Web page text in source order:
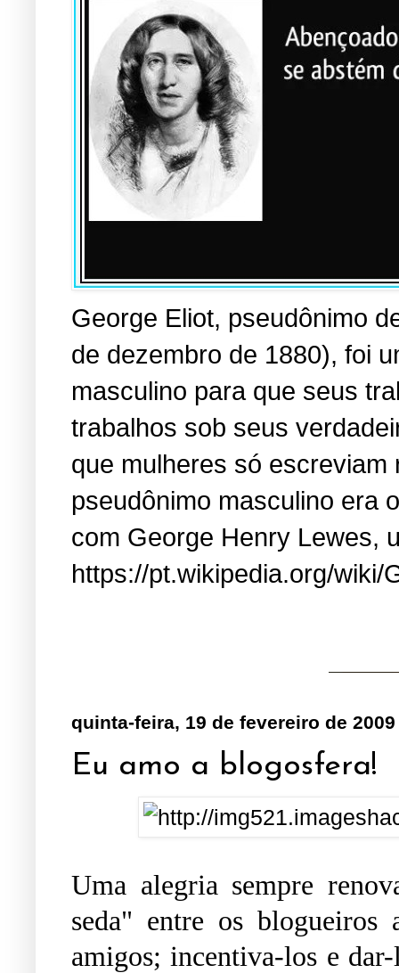
George Eliot, pseudônimo
de dezembro de 1880), foi
masculino para que seus
trabalhos sob seus
que mulheres só
pseudônimo masculino era
com George Henry Lewes,
https://pt.wikipedia.org/wiki/
quinta-feira, 19 de fevereiro de 2009
Eu amo a blogosfera!
Uma alegria sempre
seda" entre os
amigos; incentiva-los e